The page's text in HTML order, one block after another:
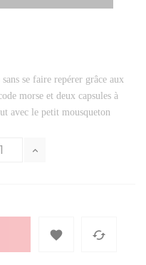
se faire repérer grâce aux
morse et deux capsules à
avec le petit mousqueton
 